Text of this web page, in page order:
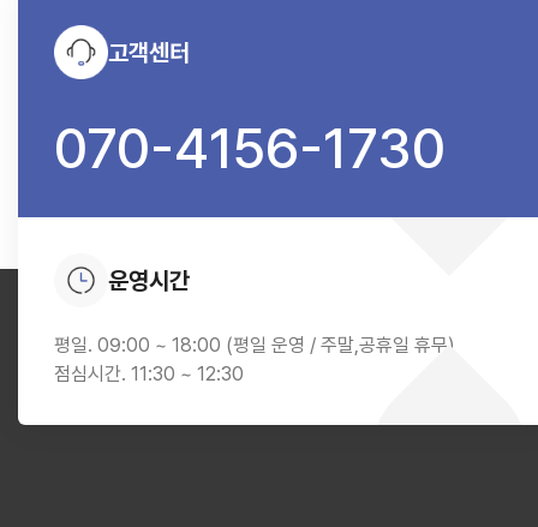
고객센터
070-4156-1730
운영시간
평일. 09:00 ~ 18:00 (평일 운영 / 주말,공휴일 휴무)
점심시간. 11:30 ~ 12:30